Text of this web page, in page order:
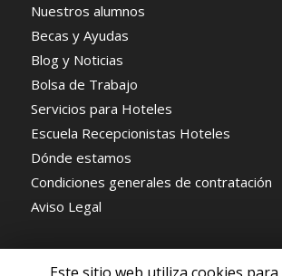
Nuestros alumnos
Becas y Ayudas
Blog y Noticias
Bolsa de Trabajo
Servicios para Hoteles
Escuela Recepcionistas Hoteles
Dónde estamos
Condiciones generales de contratación
Aviso Legal
Este sitio web utiliza cookies